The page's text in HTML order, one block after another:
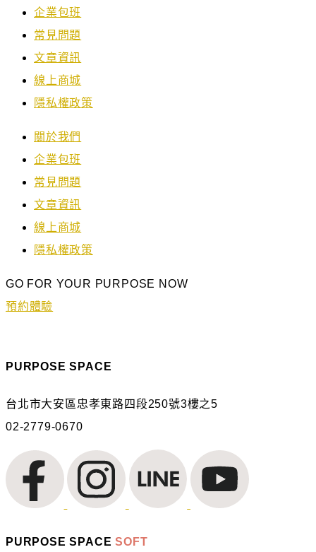
企業包班
常見問題
文章資訊
線上商城
隱私權政策
關於我們
企業包班
常見問題
文章資訊
線上商城
隱私權政策
GO FOR YOUR PURPOSE NOW
預約體驗
PURPOSE SPACE
台北市大安區忠孝東路四段250號3樓之5
02-2779-0670
PURPOSE SPACESOFT